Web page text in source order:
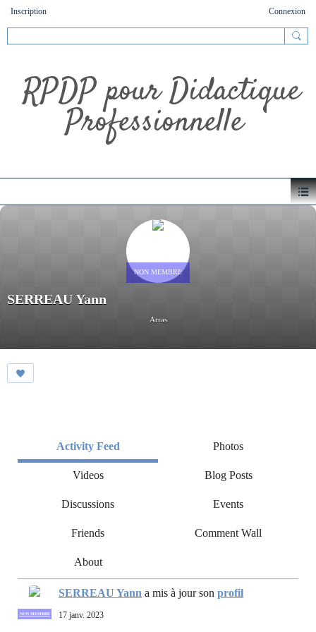
Inscription Connexion
RPDP pour Didactique
Professionnelle
NON MEMBRE
SERREAU Yann
Arras
Activity Feed Photos
Videos Blog Posts
Discussions Events
Friends Comment Wall
About
NON MEMBRE
SERREAU Yann a mis à jour son profil
17 janv. 2023